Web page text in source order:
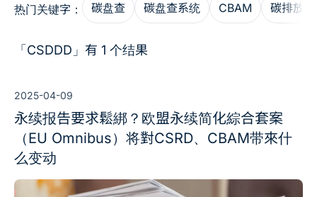
热门关键字： 碳盘查 碳盘查系统 CBAM 碳排放
「CSDDD」有 1 个结果
2025-04-09
永续报告要求鬆綁？欧盟永续简化綜合套案
（EU Omnibus）将對CSRD、CBAM带來什
么变动